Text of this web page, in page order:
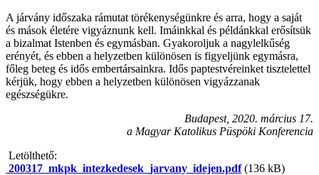
A járvány időszaka rámutat törékenységünkre és arra, hogy a saját
és mások életére vigyáznunk kell. Imáinkkal és példánkkal erősítsük
a bizalmat Istenben és egymásban. Gyakoroljuk a nagylelkűség
erényét, és ebben a helyzetben különösen is figyeljünk egymásra,
főleg beteg és idős embertársainkra. Idős paptestvéreinket tisztelettel
kérjük, hogy ebben a helyzetben különösen vigyázzanak
egészségükre.
Budapest, 2020. március 17.
a Magyar Katolikus Püspöki Konferencia
Letölthető:
200317_mkpk_intezkedesek_jarvany_idejen.pdf(136 kB)